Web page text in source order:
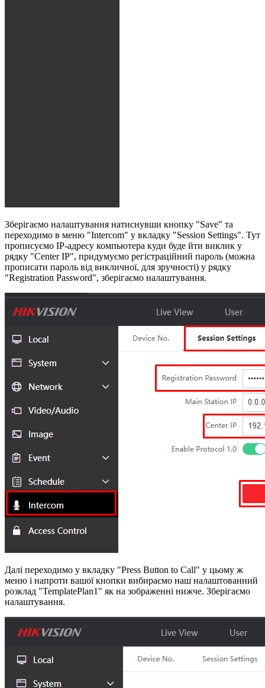
Зберігаємо налаштування натиснувши кнопку "Save" та
переходимо в меню "Intercom" у вкладку "Session Settings". Тут
прописуємо IP-адресу компьютера куди буде йти виклик у
рядку "Center IP", придумуємо регістраційний пароль (можна
прописати пароль від викличної, для зручності) у рядку
"Registration Password", зберігаємо налаштування.
Далі переходимо у вкладку "Press Button to Call" у цьому ж
меню і напроти вашої кнопки вибираємо наш налаштованний
розклад "TemplatePlan1" як на зображенні нижче. Зберігаємо
налаштування.